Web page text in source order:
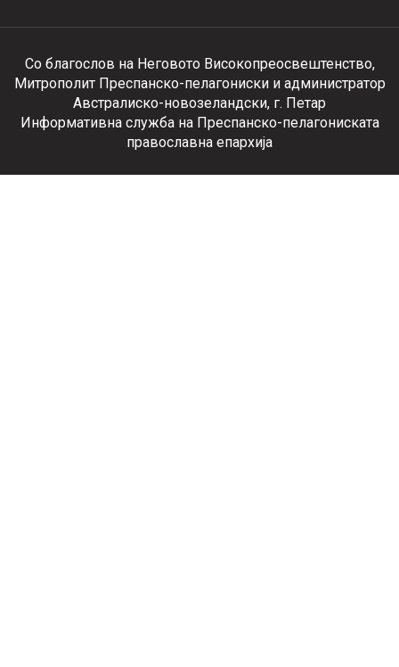
Со благослов на Неговото Високопреосвештенство,
Митрополит Преспанско-пелагониски и администратор
Австралиско-новозеландски, г. Петар
Информативна служба на Преспанско-пелагониската
православна епархија